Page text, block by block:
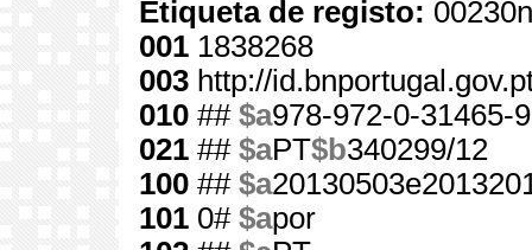
Etiqueta de registo:
001 1838268
003 http://
010 ## $a978-972-0-31465-9
021 ## $aPT$b340299/12
100 ## $a
101 0# $apor